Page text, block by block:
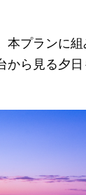
本プランに
から見る夕